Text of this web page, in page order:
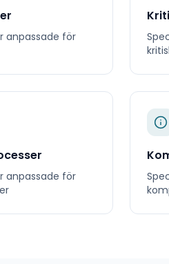
anpassade för
anpassade för